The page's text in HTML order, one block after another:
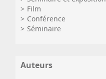
Film
Conférence
Séminaire
Auteurs